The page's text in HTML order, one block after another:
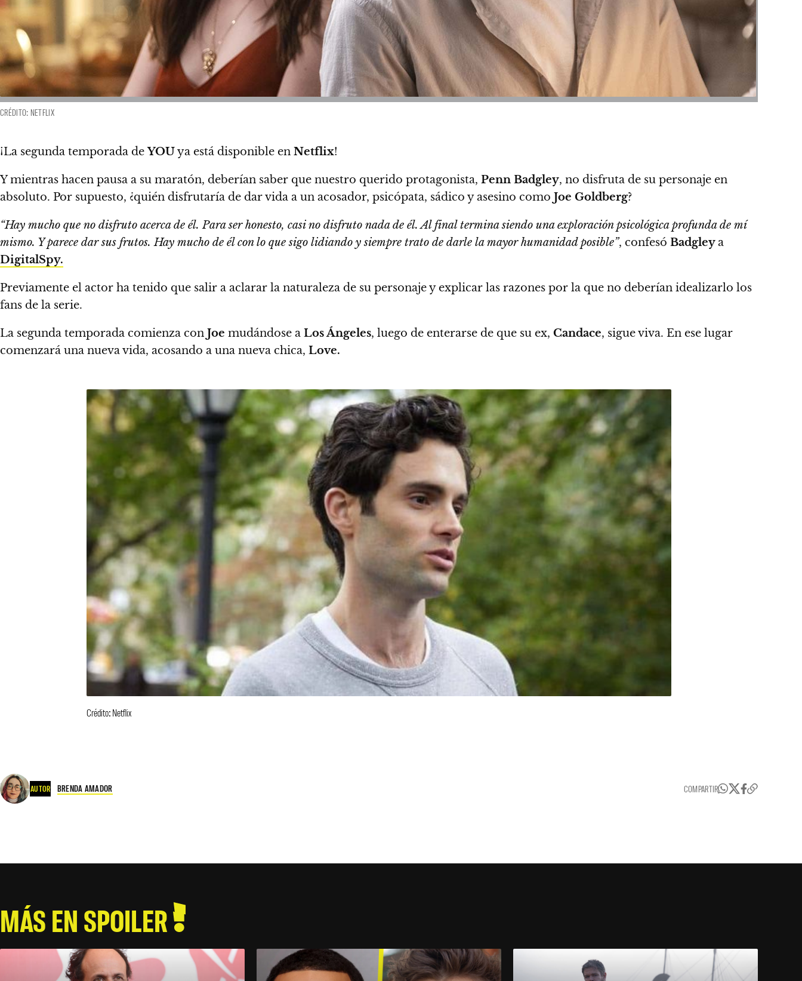
CRÉDITO: NETFLIX
¡La segunda temporada deYOUya está disponible en Netflix!
Y mientras hacen pausa a su maratón, deberían saber que nuestro querido protagonista, Penn Badgley, no disfruta de su personaje en
absoluto. Por supuesto, ¿quién disfrutaría de dar vida a un acosador, psicópata, sádico y asesino como Joe Goldberg?
“Hay mucho que no disfruto acerca de él. Para ser honesto, casi no disfruto nada de él. Al final termina siendo una exploración psicológica profunda de mí
mismo. Y parece dar sus frutos. Hay mucho de él con lo que sigo lidiando y siempre trato de darle la mayor humanidad posible”, confesó Badgleya
DigitalSpy.
Previamente el actor ha tenido que salir a aclarar la naturaleza de su personaje y explicar las razones por la que no deberían idealizarlo los
fans de la serie.
La segunda temporada comienza con Joe mudándose a Los Ángeles, luego de enterarse de que su ex, Candace, sigue viva. En ese lugar
comenzará una nueva vida, acosando a una nueva chica, Love.
Crédito: Netflix
AUTOR BRENDA AMADOR COMPARTIR
MÁS EN SPOILER